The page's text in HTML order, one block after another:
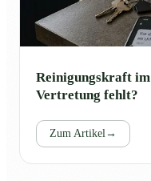
Reinigungskraft im
Vertretung fehlt?
Zum Artikel→